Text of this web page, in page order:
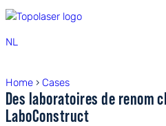
NL
Home › Cases
Des laboratoires de renom
LaboConstruct